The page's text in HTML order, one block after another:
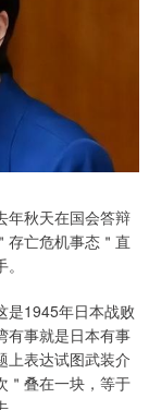
年秋天在国会答辩
存亡危机事态＂直
是1945年日本战败
有事就是日本有事
上表达试图武装介
＂叠在一块，等于